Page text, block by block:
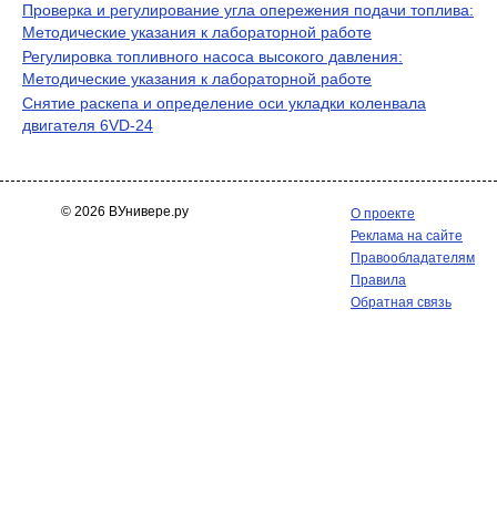
Проверка и регулирование угла опережения подачи топлива:
Методические указания к лабораторной работе
Регулировка топливного насоса высокого давления:
Методические указания к лабораторной работе
Снятие раскепа и определение оси укладки коленвала
двигателя 6VD-24
© 2026 ВУнивере.ру
О проекте
Реклама на сайте
Правообладателям
Правила
Обратная связь